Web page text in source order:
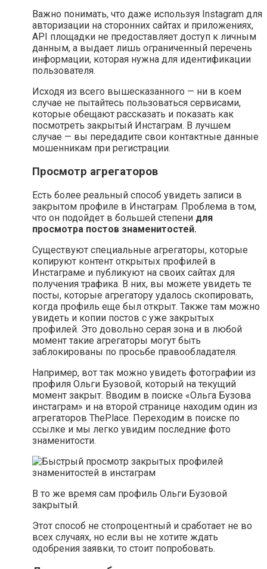
Важно понимать, что даже используя Instagram для
авторизации на сторонних сайтах и приложениях,
API площадки не предоставляет доступ к личным
данным, а выдает лишь ограниченный перечень
информации, которая нужна для идентификации
пользователя.
Исходя из всего вышесказанного — ни в коем
случае не пытайтесь пользоваться сервисами,
которые обещают рассказать и показать как
посмотреть закрытый Инстаграм. В лучшем
случае — вы передадите свои контактные данные
мошенникам при регистрации.
Просмотр агрегаторов
Есть более реальный способ увидеть записи в
закрытом профиле в Инстаграм. Проблема в том,
что он подойдет в большей степени для
просмотра постов знаменитостей.
Существуют специальные агрегаторы, которые
копируют контент открытых профилей в
Инстаграме и публикуют на своих сайтах для
получения трафика. В них, вы можете увидеть те
посты, которые агрегатору удалось скопировать,
когда профиль еще был открыт. Также там можно
увидеть и копии постов с уже закрытых
профилей. Это довольно серая зона и в любой
момент такие агрегаторы могут быть
заблокированы по просьбе правообладателя.
Например, вот так можно увидеть фотографии из
профиля Ольги Бузовой, который на текущий
момент закрыт. Вводим в поиске «Ольга Бузова
инстаграм» и на второй странице находим один из
агрегаторов ThePlace. Переходим в поиске по
ссылке и мы легко увидим последние фото
знаменитости.
В то же время сам профиль Ольги Бузовой
закрытый.
Этот способ не стопроцентный и сработает не во
всех случаях, но если вы не хотите ждать
одобрения заявки, то стоит попробовать.